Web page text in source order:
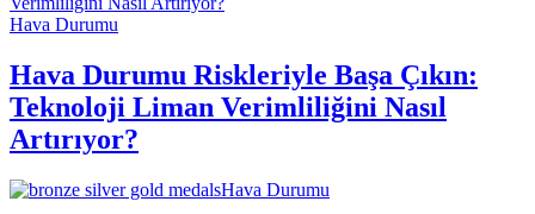
Hava Durumu
Hava Durumu Riskleriyle Başa Çıkın:
Teknoloji Liman Verimliliğini Nasıl
Artırıyor?
Hava Durumu